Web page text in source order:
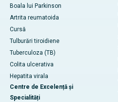
Boala lui Parkinson
Artrita reumatoida
Cursă
Tulburări tiroidiene
Tuberculoza (TB)
Colita ulcerativa
Hepatita virala
Centre de Excelență și
Specialități